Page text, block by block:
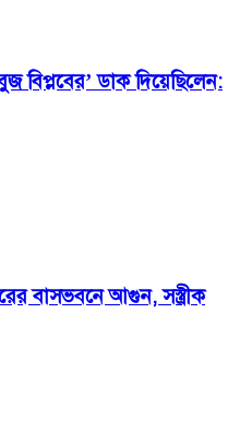
বিপ্লবের’ ডাক দিয়েছিলেন:
বাসভবনে আগুন, সস্ত্রীক